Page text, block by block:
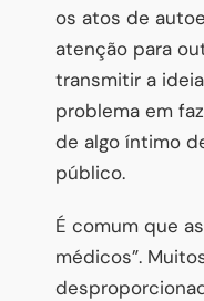
os atos de
atenção para
transmitir a
problema em
de algo íntimo
público.
É comum que
médicos”.